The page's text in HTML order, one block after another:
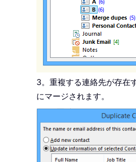
3。重複する連絡先が存在
にマージされます。